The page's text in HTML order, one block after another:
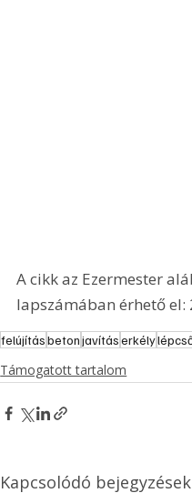
A cikk az Ezermester
lapszámában érhető
felújításbetonjavításerkély
Támogatott tartalom
Kapcsolódó bejegyzések